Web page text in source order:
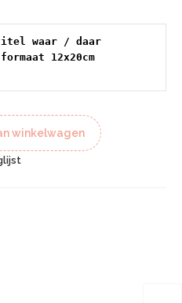
titel waar / daar
12x20cm
winkelwagen